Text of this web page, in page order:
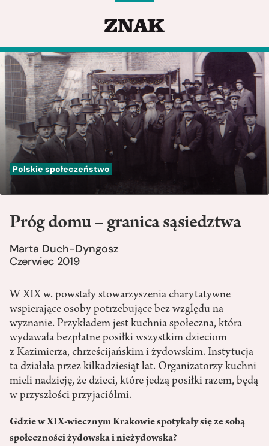
Polskie społeczeństwo
Próg domu – granica sąsiedztwa
Marta Duch-Dyngosz
Czerwiec 2019
W XIX w. powstały stowarzyszenia charytatywne
wspierające osoby potrzebujące bez względu na
wyznanie. Przykładem jest kuchnia społeczna, która
wydawała bezpłatne posiłki wszystkim dzieciom
z Kazimierza, chrześcijańskim i żydowskim. Instytucja
ta działała przez kilkadziesiąt lat. Organizatorzy kuchni
mieli nadzieję, że dzieci, które jedzą posiłki razem, będą
w przyszłości przyjaciółmi.
Gdzie w XIX-wiecznym Krakowie spotykały się ze sobą
społeczności żydowska i nieżydowska?